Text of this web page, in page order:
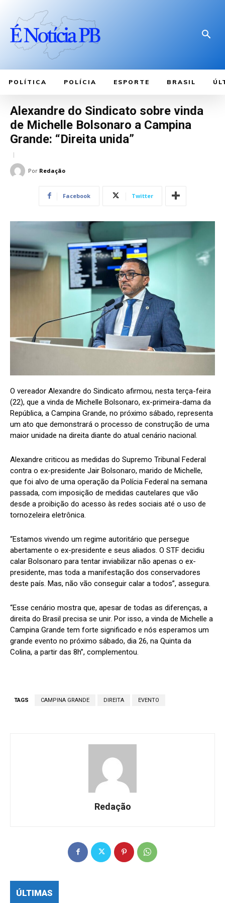
POLÍTICA POLÍCIA ESPORTE BRASIL
Alexandre do Sindicato sobre vinda
de Michelle Bolsonaro a Campina
Grande: “Direita unida”
Por Redação
Facebook Twitter
O vereador Alexandre do Sindicato afirmou, nesta terça-feira
(22), que a vinda de Michelle Bolsonaro, ex-primeira-dama da
República, a Campina Grande, no próximo sábado, representa
um ato que demonstrará o processo de construção de uma
maior unidade na direita diante do atual cenário nacional.
Alexandre criticou as medidas do Supremo Tribunal Federal
contra o ex-presidente Jair Bolsonaro, marido de Michelle,
que foi alvo de uma operação da Polícia Federal na semana
passada, com imposição de medidas cautelares que vão
desde a proibição do acesso às redes sociais até o uso de
tornozeleira eletrônica.
“Estamos vivendo um regime autoritário que persegue
abertamente o ex-presidente e seus aliados. O STF decidiu
calar Bolsonaro para tentar inviabilizar não apenas o ex-
presidente, mas toda a manifestação dos conservadores
deste país. Mas, não vão conseguir calar a todos”, assegura.
“Esse cenário mostra que, apesar de todas as diferenças, a
direita do Brasil precisa se unir. Por isso, a vinda de Michelle a
Campina Grande tem forte significado e nós esperamos um
grande evento no próximo sábado, dia 26, na Quinta da
Colina, a partir das 8h”, complementou.
TAGS CAMPINA GRANDE DIREITA EVENTO
Redação
ÚLTIMAS